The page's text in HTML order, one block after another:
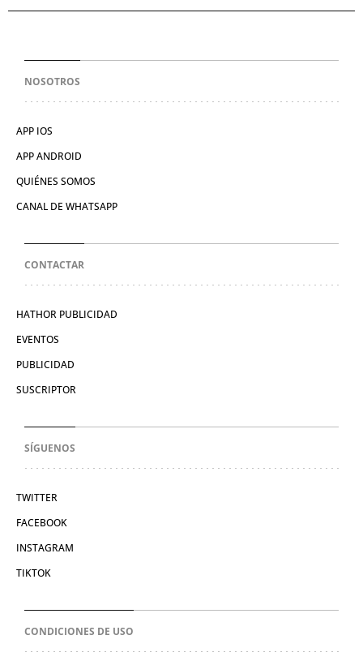
NOSOTROS
APP IOS
APP ANDROID
QUIÉNES SOMOS
CANAL DE WHATSAPP
CONTACTAR
HATHOR PUBLICIDAD
EVENTOS
PUBLICIDAD
SUSCRIPTOR
SÍGUENOS
TWITTER
FACEBOOK
INSTAGRAM
TIKTOK
CONDICIONES DE USO